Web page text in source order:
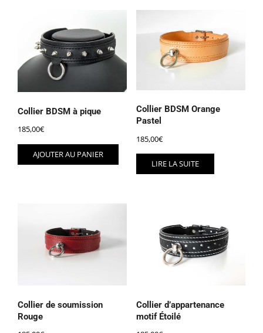
Collier BDSM à pique
185,00€
AJOUTER AU PANIER
Collier BDSM Orange
Pastel
185,00€
LIRE LA SUITE
Collier de soumission
Rouge
Collier d’appartenance
motif Étoilé